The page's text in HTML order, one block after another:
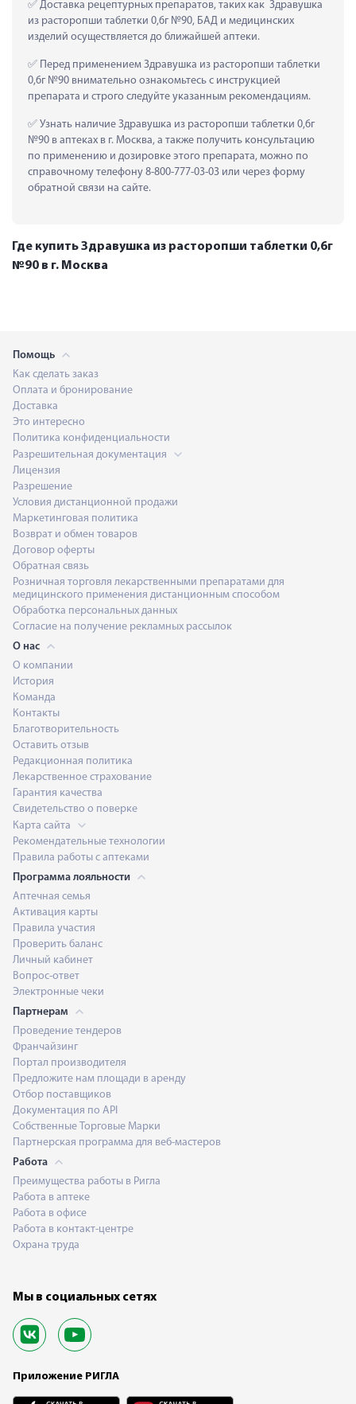
Доставка рецептурных препаратов, таких как  Здравушка
из расторопши таблетки 0,6г №90, БАД и медицинских
изделий осуществляется до ближайшей аптеки.
Перед применением Здравушка из расторопши таблетки
0,6г №90 внимательно ознакомьтесь с инструкцией
препарата и строго следуйте указанным рекомендациям.
Узнать наличие Здравушка из расторопши таблетки 0,6г
№90 в аптеках в г. Москва, а также получить консультацию
по применению и дозировке этого препарата, можно по
справочному телефону 8-800-777-03-03 или через форму
обратной связи на сайте.
Где купить Здравушка из расторопши таблетки 0,6г
№90 в г. Москва
Помощь
Как сделать заказ
Оплата и бронирование
Доставка
Это интересно
Политика конфиденциальности
Разрешительная документация
Лицензия
Разрешение
Условия дистанционной продажи
Маркетинговая политика
Возврат и обмен товаров
Договор оферты
Обратная связь
Розничная торговля лекарственными препаратами для
медицинского применения дистанционным способом
Обработка персональных данных
Согласие на получение рекламных рассылок
О нас
О компании
История
Команда
Контакты
Благотворительность
Оставить отзыв
Редакционная политика
Лекарственное страхование
Гарантия качества
Свидетельство о поверке
Карта сайта
Рекомендательные технологии
Правила работы с аптеками
Программа лояльности
Аптечная семья
Активация карты
Правила участия
Проверить баланс
Личный кабинет
Вопрос-ответ
Электронные чеки
Партнерам
Проведение тендеров
Франчайзинг
Портал производителя
Предложите нам площади в аренду
Отбор поставщиков
Документация по API
Собственные Торговые Марки
Партнерская программа для веб-мастеров
Работа
Преимущества работы в Ригла
Работа в аптеке
Работа в офисе
Работа в контакт-центре
Охрана труда
Мы в социальных сетях
Приложение РИГЛА